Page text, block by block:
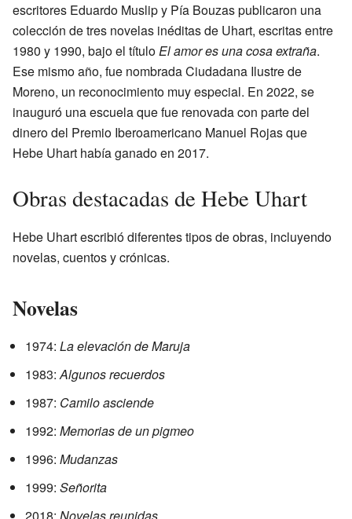
escritores Eduardo Muslip y Pía Bouzas publicaron una
colección de tres novelas inéditas de Uhart, escritas entre
1980 y 1990, bajo el títuloEl amor es una cosa extraña.
Ese mismo año, fue nombrada Ciudadana Ilustre de
Moreno, un reconocimiento muy especial. En 2022, se
inauguró una escuela que fue renovada con parte del
dinero del Premio Iberoamericano Manuel Rojas que
Hebe Uhart había ganado en 2017.
Obras destacadas de Hebe Uhart
Hebe Uhart escribió diferentes tipos de obras, incluyendo
novelas, cuentos y crónicas.
Novelas
1974: La elevación de Maruja
1983:Algunos recuerdos
1987: Camilo asciende
1992: Memorias de un pigmeo
1996: Mudanzas
1999: Señorita